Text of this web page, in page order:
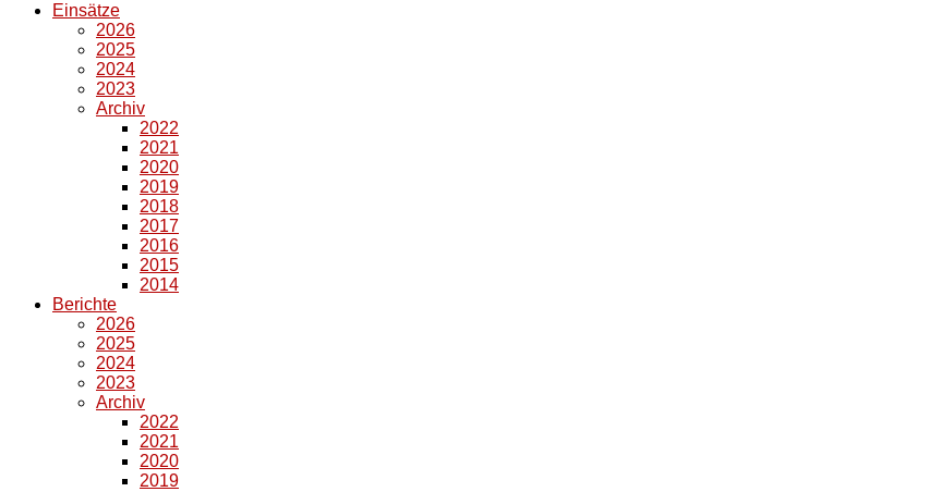
Einsätze
2026
2025
2024
2023
Archiv
2022
2021
2020
2019
2018
2017
2016
2015
2014
Berichte
2026
2025
2024
2023
Archiv
2022
2021
2020
2019